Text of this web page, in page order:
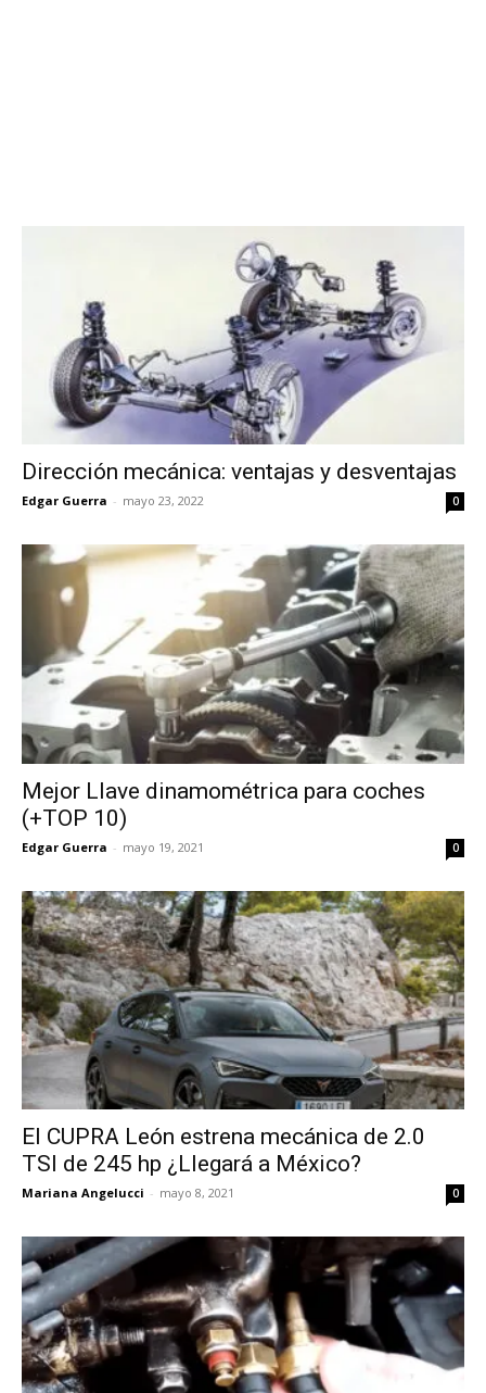
Dirección mecánica: ventajas y desventajas
Edgar Guerra - mayo 23, 2022 0
Mejor Llave dinamométrica para coches
(+TOP 10)
Edgar Guerra - mayo 19, 2021 0
El CUPRA León estrena mecánica de 2.0
TSI de 245 hp ¿Llegará a México?
Mariana Angelucci - mayo 8, 2021 0